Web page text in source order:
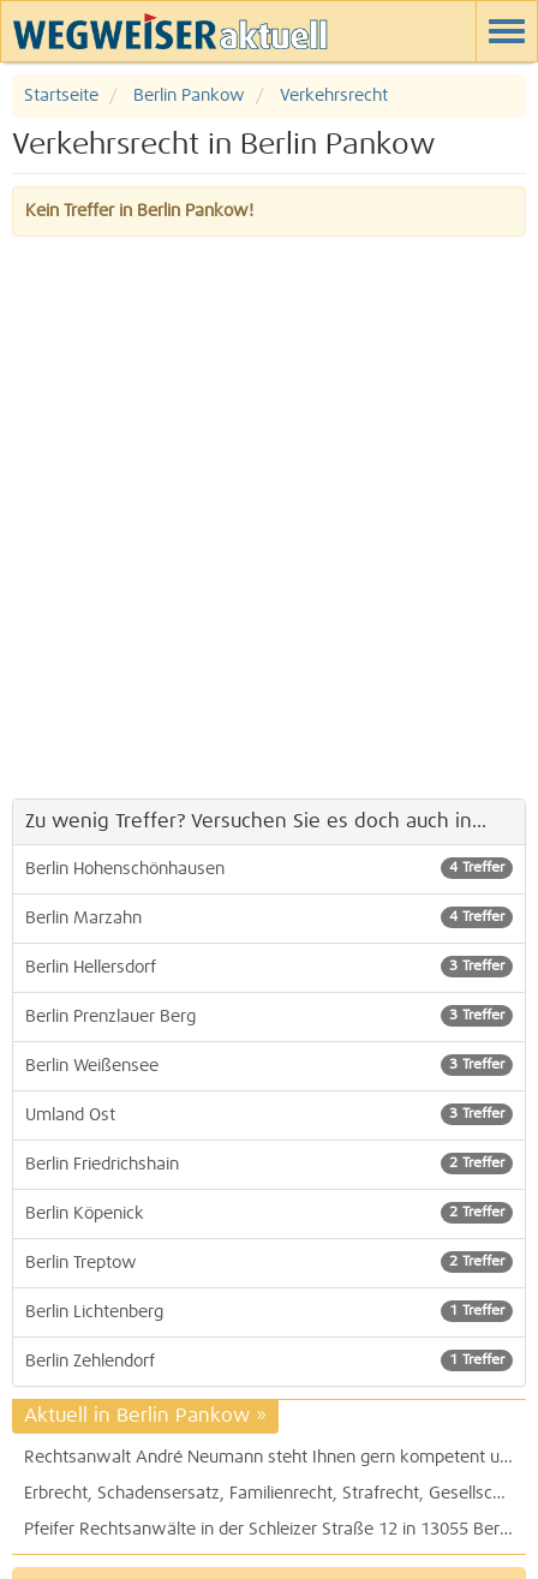
Startseite Berlin Pankow Verkehrsrecht
Verkehrsrecht in Berlin Pankow
Kein Treffer in Berlin Pankow!
Zu wenig Treffer? Versuchen Sie es doch auch in...
4 Treffer
Berlin Hohenschönhausen
4 Treffer
Berlin Marzahn
3 Treffer
Berlin Hellersdorf
3 Treffer
Berlin Prenzlauer Berg
3 Treffer
Berlin Weißensee
3 Treffer
Umland Ost
2 Treffer
Berlin Friedrichshain
2 Treffer
Berlin Köpenick
2 Treffer
Berlin Treptow
1 Treffer
Berlin Lichtenberg
1 Treffer
Berlin Zehlendorf
Aktuell in Berlin Pankow »
Rechtsanwalt André Neumann steht Ihnen gern kompetent und zuverlässig bei allen Rechtsfragen zur Seite
Erbrecht, Schadensersatz, Familienrecht, Strafrecht, Gesellschaftsrecht, Verkehrsrecht: Marschke & Kollegen, Rechtsanwälte und Notar, bietet umfangreiche Beratung
Pfeifer Rechtsanwälte in der Schleizer Straße 12 in 13055 Berlin